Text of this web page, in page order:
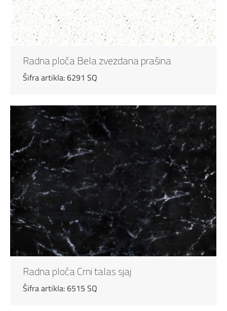
Radna ploča Bela zvezdana prašina
Šifra artikla: 6291 SQ
Radna ploča Crni talas sjaj
Šifra artikla: 6515 SQ